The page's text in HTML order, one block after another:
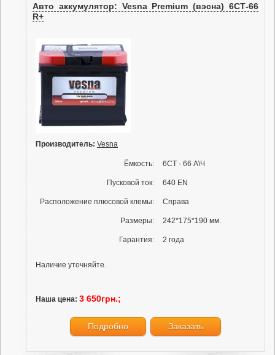
Авто аккумулятор: Vesna Premium (вэсна) 6СТ-66
R+
Производитель: Vesna
Ёмкость: 6СТ - 66 А\Ч
Пусковой ток: 640 EN
Расположение плюсовой клемы: Справа
Размеры: 242*175*190 мм.
Гарантия: 2 года
Наличие уточняйте.
Наша цена: 3 650грн.;
Подробно Заказать